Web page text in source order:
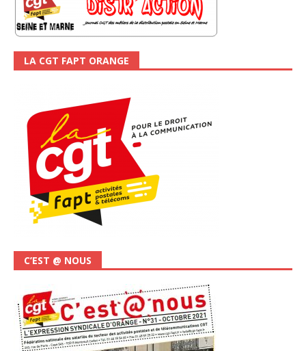
LA CGT FAPT ORANGE
C’EST @ NOUS